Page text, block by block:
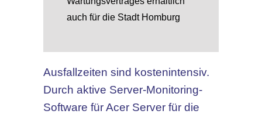
auch für die Stadt Homburg
Ausfallzeiten sind kostenintensiv.
Durch aktive Server-Monitoring-
Software für Acer Server für die